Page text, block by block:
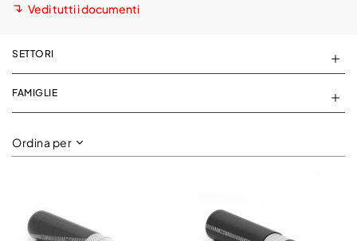
Vedi tutti i documenti
SETTORI
FAMIGLIE
Ordina per